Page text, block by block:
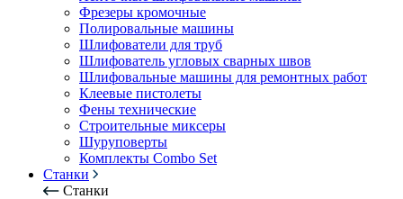
Фрезеры кромочные
Полировальные машины
Шлифователи для труб
Шлифователь угловых сварных швов
Шлифовальные машины для ремонтных работ
Клеевые пистолеты
Фены технические
Строительные миксеры
Шуруповерты
Комплекты Combo Set
Станки
Станки